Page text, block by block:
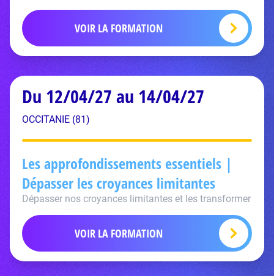
VOIR LA FORMATION
Du 12/04/27 au 14/04/27
OCCITANIE (81)
Les approfondissements essentiels |
Dépasser les croyances limitantes
Dépasser nos croyances limitantes et les transformer
VOIR LA FORMATION